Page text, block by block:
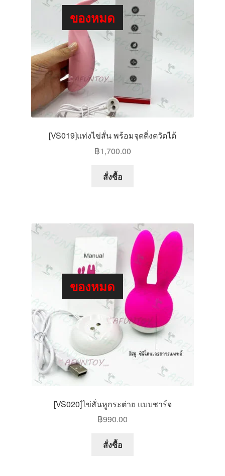
ของหมด
[VS019]แท่งไข่สั่น พร้อมจุดติ่งตวัดได้
฿1,700.00
สั่งซื้อ
ของหมด
[VS020]ไข่สั่นหูกระต่าย แบบชาร์จ
฿990.00
สั่งซื้อ